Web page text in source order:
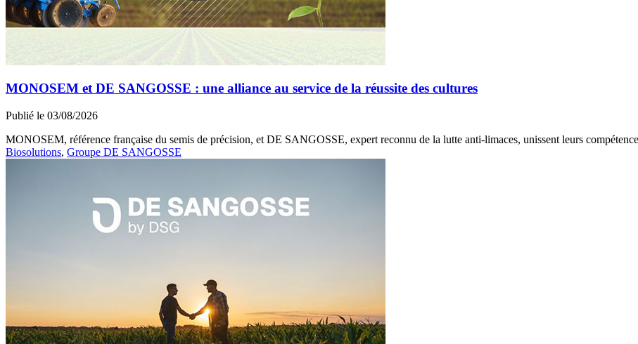
MONOSEM et DE SANGOSSE : une alliance au service de la réussite des cultures
Publié le 03/08/2026
MONOSEM, référence française du semis de précision, et DE SANGOSSE, expert reconnu de la lutte anti-limaces, unissent leurs
Biosolutions, Groupe DE SANGOSSE